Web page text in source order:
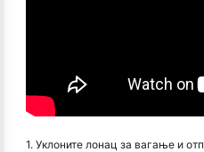
1. Уклоните лонац за вагање и